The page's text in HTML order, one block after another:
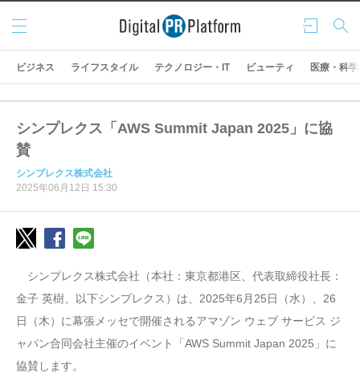
ログ
イン
検索
メニ
ュー
ビジネス ライフスタイル テクノロジー・IT ビューティ 医療・科学
シンプレクス「AWS Summit Japan 2025」に協
賛
シンプレクス株式会社
2025年06月12日 15:30
シンプレクス株式会社（本社：東京都港区、代表取締役社長：
金子 英樹、以下シンプレクス）は、2025年6月25日（水）、26
日（木）に幕張メッセで開催されるアマゾン ウェブ サービス ジ
ャパン合同会社主催のイベント「AWS Summit Japan 2025」に
協賛します。